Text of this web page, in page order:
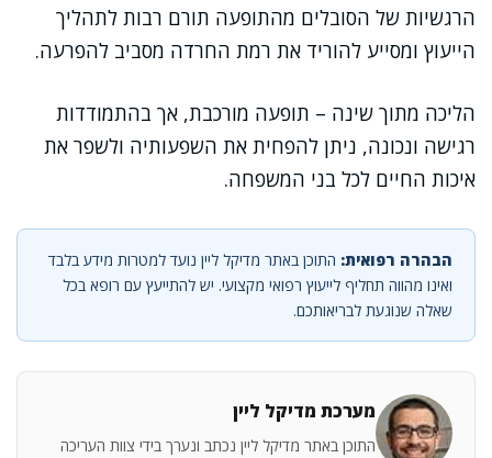
הרגשיות של הסובלים מהתופעה תורם רבות לתהליך
הייעוץ ומסייע להוריד את רמת החרדה מסביב להפרעה.
הליכה מתוך שינה – תופעה מורכבת, אך בהתמודדות
רגישה ונכונה, ניתן להפחית את השפעותיה ולשפר את
איכות החיים לכל בני המשפחה.
הבהרה רפואית: התוכן באתר מדיקל ליין נועד למטרות מידע בלבד
ואינו מהווה תחליף לייעוץ רפואי מקצועי. יש להתייעץ עם רופא בכל
שאלה שנוגעת לבריאותכם.
מערכת מדיקל ליין
התוכן באתר מדיקל ליין נכתב ונערך בידי צוות העריכה